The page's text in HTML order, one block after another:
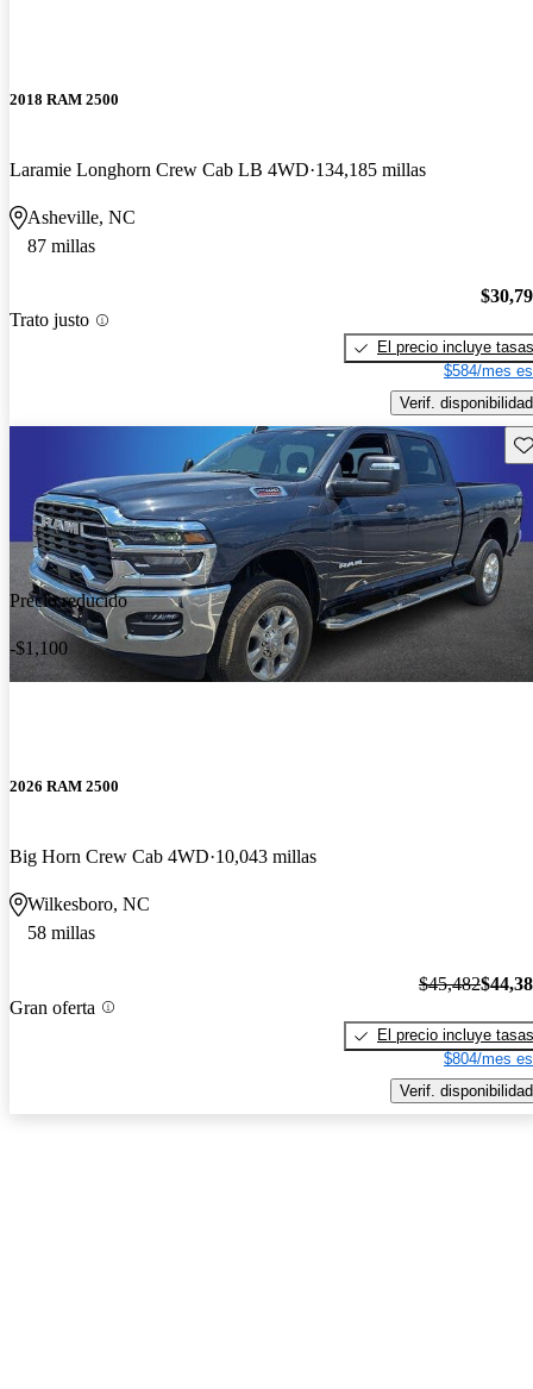
2018 RAM 2500
Laramie Longhorn Crew Cab LB 4WD 134,185 millas
Asheville, NC
87 millas
Trato justo
El precio incluye tasas
$584/mes
Verif. disponibilidad
Precio reducido
-$1,100
2026 RAM 2500
Big Horn Crew Cab 4WD 10,043 millas
Wilkesboro, NC
58 millas
Gran oferta
$45,482
El precio incluye tasas
$804/mes
Verif. disponibilidad